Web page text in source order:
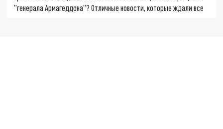
"генерала Армагеддона"? Отличные новости, которые ждали все